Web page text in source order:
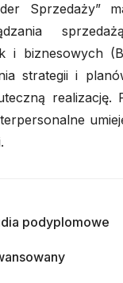
Sprzedaży”
i biznesowych
strategii i
realizację.
podyplomowe